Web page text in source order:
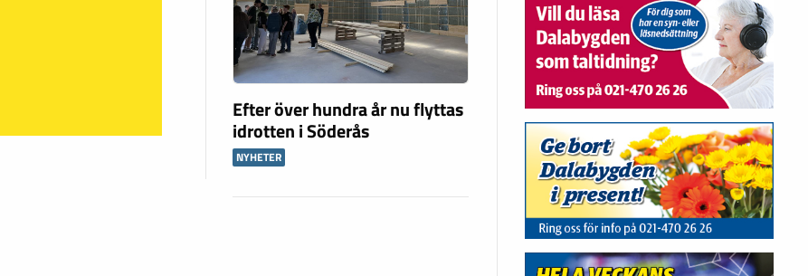
Efter över hundra år nu flyttas
idrotten i Söderås
NYHETER